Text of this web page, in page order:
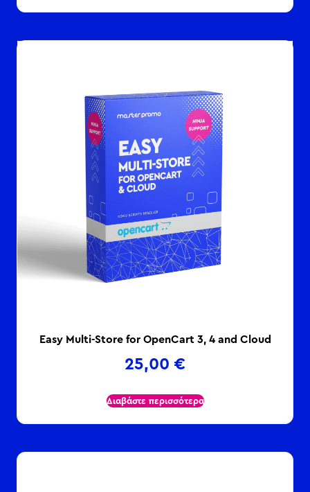
Easy Multi-Store for OpenCart 3, 4 and Cloud
25,00 €
Διαβάστε περισσότερα